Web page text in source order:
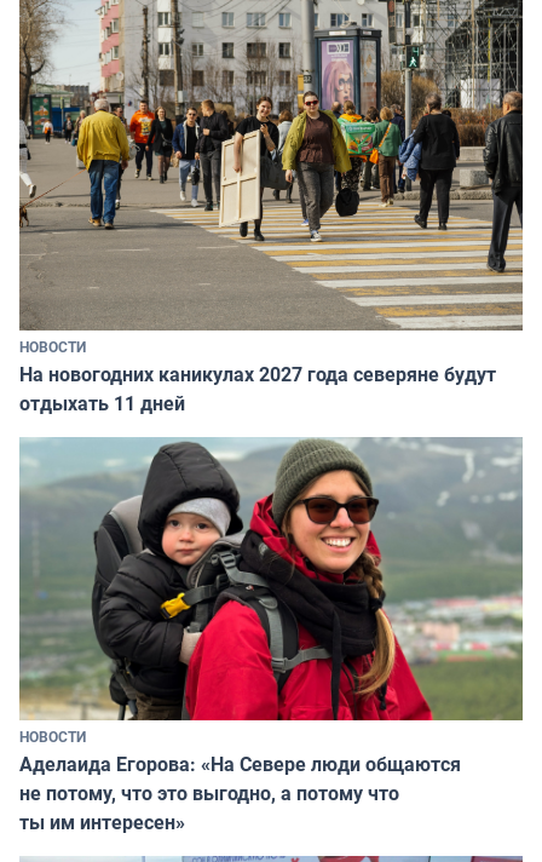
НОВОСТИ
На новогодних каникулах 2027 года северяне будут
отдыхать 11 дней
НОВОСТИ
Аделаида Егорова: «На Севере люди общаются
не потому, что это выгодно, а потому что
ты им интересен»